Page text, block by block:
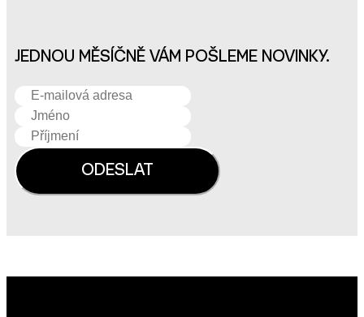
JEDNOU MĚSÍČNĚ VÁM POŠLEME NOVINKY.